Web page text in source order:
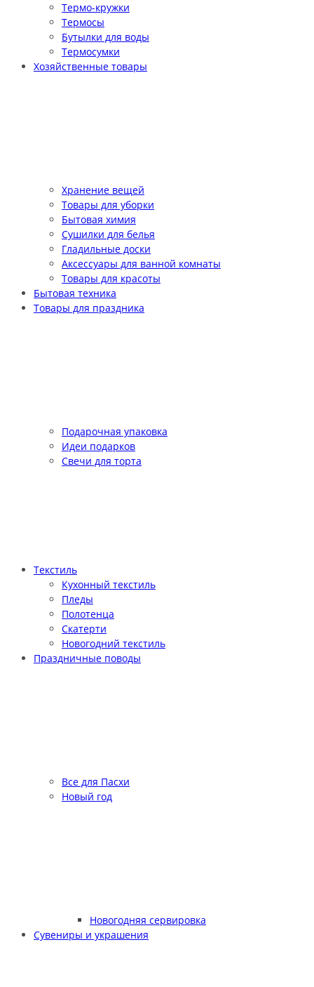
Термо-кружки
Термосы
Бутылки для воды
Термосумки
Хозяйственные товары
Хранение вещей
Товары для уборки
Бытовая химия
Сушилки для белья
Гладильные доски
Аксессуары для ванной комнаты
Товары для красоты
Бытовая техника
Товары для праздника
Подарочная упаковка
Идеи подарков
Свечи для торта
Текстиль
Кухонный текстиль
Пледы
Полотенца
Скатерти
Новогодний текстиль
Праздничные поводы
Все для Пасхи
Новый год
Новогодняя сервировка
Сувениры и украшения